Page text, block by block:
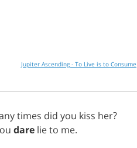
Jupiter Ascending - To Live is to Consume
times did you kiss her?
dare lieto me.